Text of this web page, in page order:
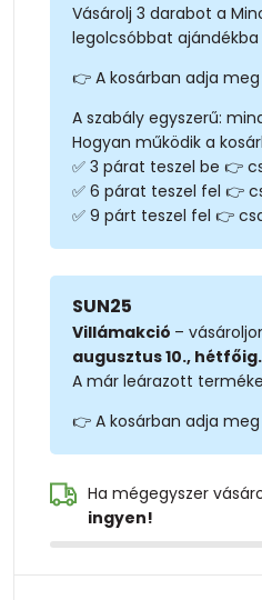
Vásárolj 3 darabot a
legolcsóbbat
👉 A kosárban adja
A szabály egyszerű:
Hogyan működik a
✅ 3 párat teszel be 👉
✅ 6 párat teszel fel 👉
✅ 9 párt teszel fel 👉
SUN25
Villámakció –
augusztus 10., hétfőig.
A már leárazott
👉 A kosárban adja
Ha mégegyszer
ingyen!